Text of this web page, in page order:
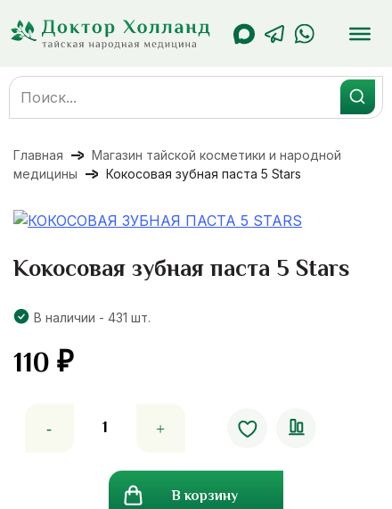
содержанию
Search
for:
Главная
Магазин тайской косметики и народной
медицины
Кокосовая зубная паста 5 Stars
Кокосовая зубная паста 5 Stars
В наличии - 431 шт.
110₽
товара
В корзину